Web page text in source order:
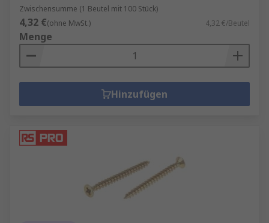
Zwischensumme (1 Beutel mit 100 Stück)
4,32 €(ohne MwSt.) 4,32 €/Beutel
Menge
Hinzufügen